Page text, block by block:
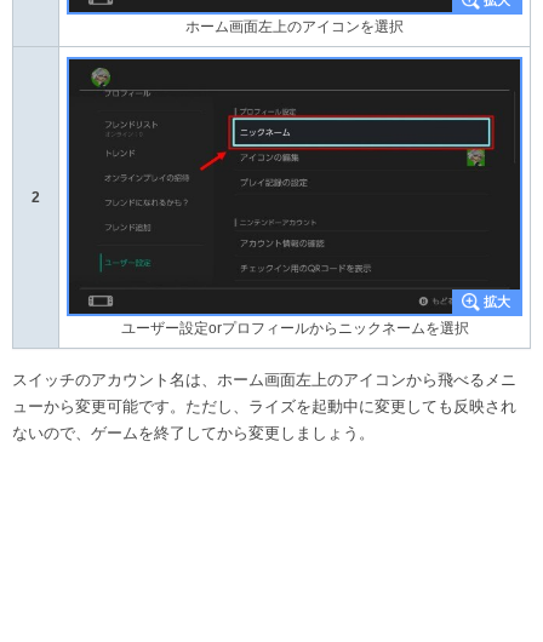
ホーム画面左上のアイコンを選択
2
ユーザー設定orプロフィールからニックネームを選択
スイッチのアカウント名は、ホーム画面左上のアイコンから飛べるメニ
ューから変更可能です。ただし、ライズを起動中に変更しても反映され
ないので、ゲームを終了してから変更しましょう。